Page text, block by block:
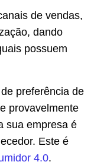
de vendas,
dando
possuem
preferência de
provavelmente
sua empresa é
Este é
4.0.